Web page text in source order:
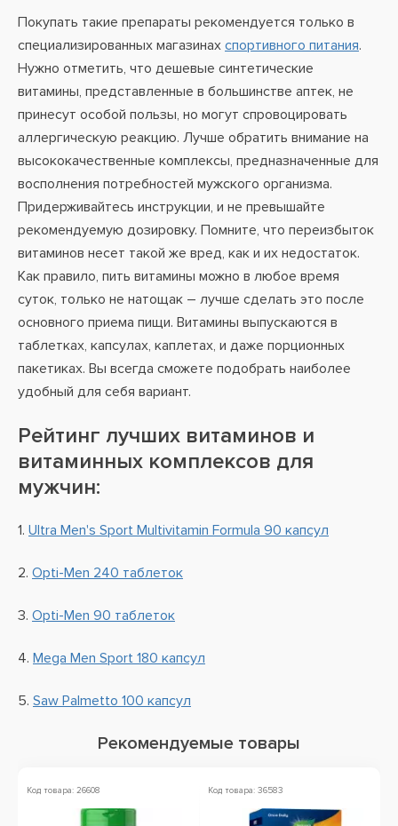
Покупать такие препараты рекомендуется только в
специализированных магазинах спортивного питания.
Нужно отметить, что дешевые синтетические
витамины, представленные в большинстве аптек, не
принесут особой пользы, но могут спровоцировать
аллергическую реакцию. Лучше обратить внимание на
высококачественные комплексы, предназначенные для
восполнения потребностей мужского организма.
Придерживайтесь инструкции, и не превышайте
рекомендуемую дозировку. Помните, что переизбыток
витаминов несет такой же вред, как и их недостаток.
Как правило, пить витамины можно в любое время
суток, только не натощак – лучше сделать это после
основного приема пищи. Витамины выпускаются в
таблетках, капсулах, каплетах, и даже порционных
пакетиках. Вы всегда сможете подобрать наиболее
удобный для себя вариант.
Рейтинг лучших витаминов и
витаминных комплексов для
мужчин:
1. Ultra Men's Sport Multivitamin Formula 90 капсул
2. Opti-Men 240 таблеток
3. Opti-Men 90 таблеток
4. Mega Men Sport 180 капсул
5. Saw Palmetto 100 капсул
Рекомендуемые товары
Код товара: 26608 Код товара: 36583